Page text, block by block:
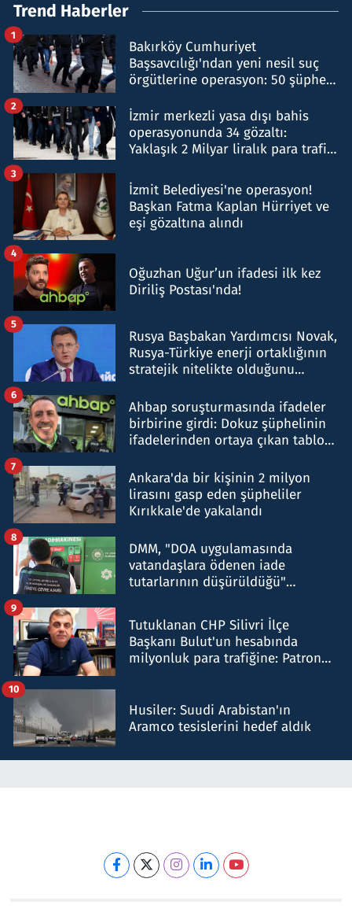
Trend Haberler
Bakırköy Cumhuriyet
Başsavcılığı'ndan yeni nesil suç
örgütlerine operasyon: 50 şüpheli
1
İzmir merkezli yasa dışı bahis
operasyonunda 34 gözaltı:
Yaklaşık 2 Milyar liralık para trafiği
2
İzmit Belediyesi'ne operasyon!
Başkan Fatma Kaplan Hürriyet ve
eşi gözaltına alındı
3
Oğuzhan Uğur’un ifadesi ilk kez
Diriliş Postası'nda!
4
Rusya Başbakan Yardımcısı Novak,
Rusya-Türkiye enerji ortaklığının
stratejik nitelikte olduğunu
5
Ahbap soruşturmasında ifadeler
birbirine girdi: Dokuz şüphelinin
ifadelerinden ortaya çıkan tablo
6
Ankara'da bir kişinin 2 milyon
lirasını gasp eden şüpheliler
Kırıkkale'de yakalandı
7
DMM, "DOA uygulamasında
vatandaşlara ödenen iade
tutarlarının düşürüldüğü"
8
Tutuklanan CHP Silivri İlçe
Başkanı Bulut'un hesabında
milyonluk para trafiğine: Patron
9
Husiler: Suudi Arabistan'ın
Aramco tesislerini hedef aldık
10